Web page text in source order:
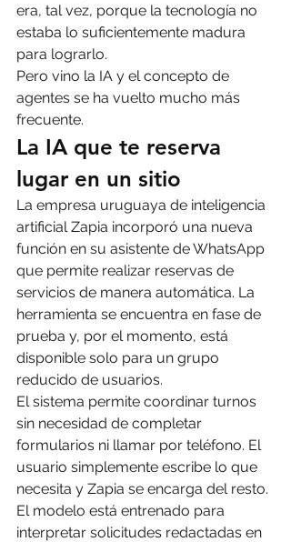
era, tal vez, porque la tecnología no
estaba lo suficientemente madura
para lograrlo.
Pero vino la IA y el concepto de
agentes se ha vuelto mucho más
frecuente.
La IA que te reserva
lugar en un sitio
La empresa uruguaya de inteligencia
artificial Zapia incorporó una nueva
función en su asistente de WhatsApp
que permite realizar reservas de
servicios de manera automática. La
herramienta se encuentra en fase de
prueba y, por el momento, está
disponible solo para un grupo
reducido de usuarios.
El sistema permite coordinar turnos
sin necesidad de completar
formularios ni llamar por teléfono. El
usuario simplemente escribe lo que
necesita y Zapia se encarga del resto.
El modelo está entrenado para
interpretar solicitudes redactadas en